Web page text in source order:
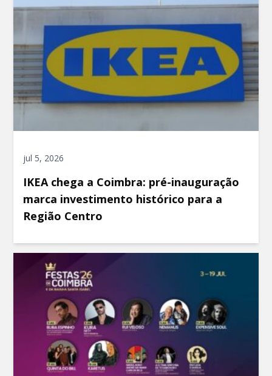
jul 5, 2026
IKEA chega a Coimbra: pré-inauguração
marca investimento histórico para a
Região Centro